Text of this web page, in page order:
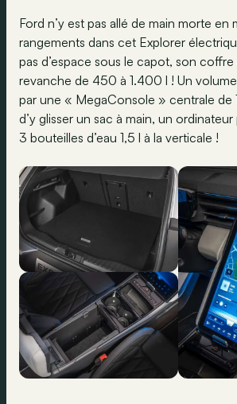
Ford n’y est pas allé de main morte en
rangements dans cet Explorer
pas d’espace sous le capot, son
revanche de 450 à 1.400 l ! Un
par une « MegaConsole » centrale de
d’y glisser un sac à main, un
3 bouteilles d’eau 1,5 l à la verticale !